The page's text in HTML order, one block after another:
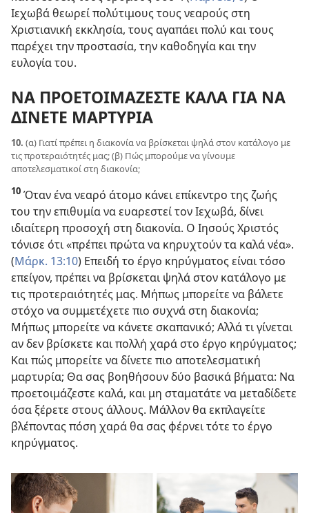
Ιεχωβά θεωρεί πολύτιμους τους νεαρούς στη
Χριστιανική εκκλησία, τους αγαπάει πολύ και τους
παρέχει την προστασία, την καθοδηγία και την
ευλογία του.
ΝΑ ΠΡΟΕΤΟΙΜΑΖΕΣΤΕ ΚΑΛΑ ΓΙΑ ΝΑ
ΔΙΝΕΤΕ ΜΑΡΤΥΡΙΑ
10. (α) Γιατί πρέπει η διακονία να βρίσκεται ψηλά στον κατάλογο με
τις προτεραιότητές μας; (β) Πώς μπορούμε να γίνουμε
αποτελεσματικοί στη διακονία;
10 Όταν ένα νεαρό άτομο κάνει επίκεντρο της ζωής
του την επιθυμία να ευαρεστεί τον Ιεχωβά, δίνει
ιδιαίτερη προσοχή στη διακονία. Ο Ιησούς Χριστός
τόνισε ότι «πρέπει πρώτα να κηρυχτούν τα καλά νέα».
(Μάρκ. 13:10) Επειδή το έργο κηρύγματος είναι τόσο
επείγον, πρέπει να βρίσκεται ψηλά στον κατάλογο με
τις προτεραιότητές μας. Μήπως μπορείτε να βάλετε
στόχο να συμμετέχετε πιο συχνά στη διακονία;
Μήπως μπορείτε να κάνετε σκαπανικό; Αλλά τι γίνεται
αν δεν βρίσκετε και πολλή χαρά στο έργο κηρύγματος;
Και πώς μπορείτε να δίνετε πιο αποτελεσματική
μαρτυρία; Θα σας βοηθήσουν δύο βασικά βήματα: Να
προετοιμάζεστε καλά, και μη σταματάτε να μεταδίδετε
όσα ξέρετε στους άλλους. Μάλλον θα εκπλαγείτε
βλέποντας πόση χαρά θα σας φέρνει τότε το έργο
κηρύγματος.